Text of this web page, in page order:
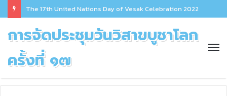
The 17th United Nations Day of Vesak Celebration 2022
การจัดประชุมวันวิสาขบูชาโลก
ครั้งที่ ๑๗